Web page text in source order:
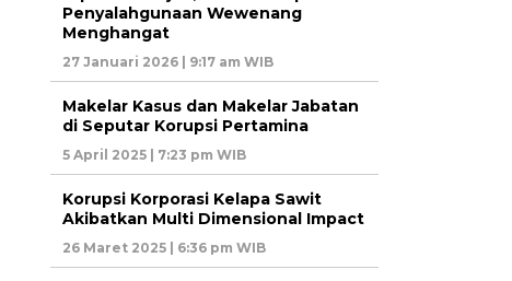
Penyalahgunaan Wewenang
Menghangat
27 Januari 2026 | 9:17 am WIB
Makelar Kasus dan Makelar Jabatan
di Seputar Korupsi Pertamina
5 April 2025 | 7:23 pm WIB
Korupsi Korporasi Kelapa Sawit
Akibatkan Multi Dimensional Impact
26 Maret 2025 | 6:36 pm WIB